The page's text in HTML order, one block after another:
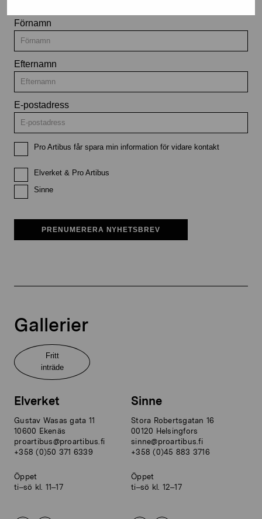
Förnamn
Efternamn
E-postadress
Pro Artibus får spara min information för vidare kontakt
Elverket & Pro Artibus
Sinne
PRENUMERERA NYHETSBREV
Gallerier
Fritt
inträde
Elverket
Gustav Wasas gata 11
10600 Ekenäs
proartibus@proartibus.fi
+358 (0)50 371 6339
Öppet
ti–sö kl. 11–17
Sinne
Stora Robertsgatan 16
00120 Helsingfors
sinne@proartibus.fi
+358 (0)45 883 3716
Öppet
ti–sö kl. 12–17